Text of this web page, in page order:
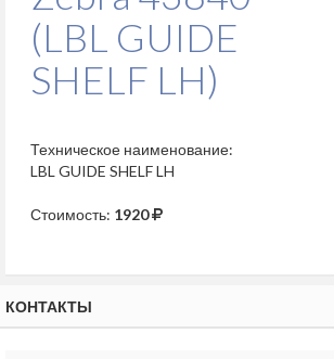
(LBL GUIDE
SHELF LH)
Техническое наименование:
LBL GUIDE SHELF LH
Стоимость: 1920
КОНТАКТЫ